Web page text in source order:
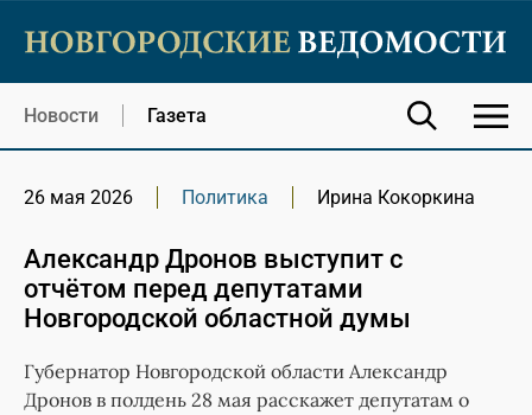
Новости Газета
26 мая 2026 Политика Ирина Кокоркина
Александр Дронов выступит с
отчётом перед депутатами
Новгородской областной думы
Губернатор Новгородской области Александр
Дронов в полдень 28 мая расскажет депутатам о